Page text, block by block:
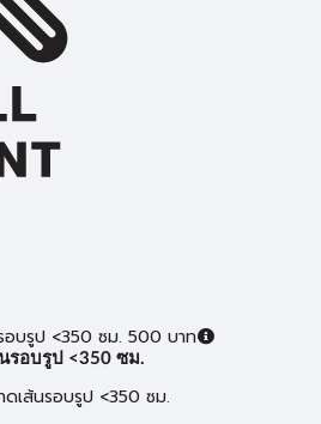
อบรูป <350 ซม. 500 บาท
รอบรูป <350 ซม.
ดเส้นรอบรูป <350 ซม.